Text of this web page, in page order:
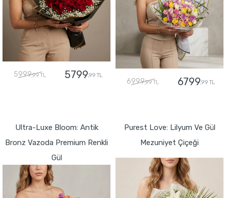
5999,99 TL 5799,99 TL
6999,99 TL 6799,99 TL
Ultra-Luxe Bloom: Antik
Bronz Vazoda Premium Renkli
Gül
Purest Love: Lilyum Ve Gül
Mezuniyet Çiçeği